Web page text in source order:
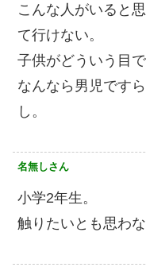
こんな人がいると
て行けない。
子供がどういう目
なんなら男児です
し。
名無しさん
小学2年生。
触りたいとも思わな